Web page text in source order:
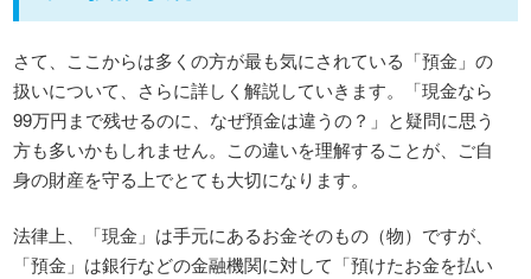
さて、ここからは多くの方が最も気にされている「預金」の
扱いについて、さらに詳しく解説していきます。「現金なら
99万円まで残せるのに、なぜ預金は違うの？」と疑問に思う
方も多いかもしれません。この違いを理解することが、ご自
身の財産を守る上でとても大切になります。
法律上、「現金」は手元にあるお金そのもの（物）ですが、
「預金」は銀行などの金融機関に対して「預けたお金を払い